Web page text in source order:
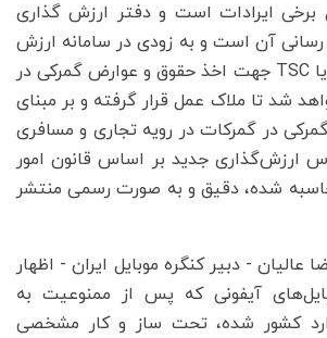
برخی ایرادات است و دفتر ارزش گذاری
رسانی آن است و به زودی در سامانه ارزش
گذاری کالایی گمرک یا TSC جهت اخذ حقوق و عوارض گمرکی در
شد تا ملاک عمل قرار گرفته و بر مبنای
در گمرکات در رویه تجاری و مسافری
ارزش‌گذاری جدید بر اساس قانون امور
شده، دقیق و به صورت رسمی منتشر
عالیان - دبیر کنگره موبایل ایران - اظهار
آیفونی که پس از ممنوعیت به
کشور شده، تحت ساز و کار مشخصی